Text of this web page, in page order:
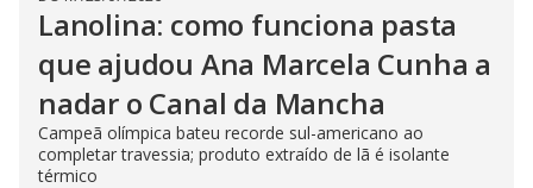
Lanolina: como funciona pasta
que ajudou Ana Marcela Cunha a
nadar o Canal da Mancha
Campeã olímpica bateu recorde sul-americano ao
completar travessia; produto extraído de lã é isolante
térmico